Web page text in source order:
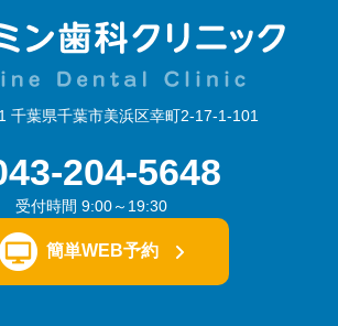
千葉県千葉市美浜区幸町2-17-1-101
204-5648
受付時間 9:00～19:30
簡単WEB予約